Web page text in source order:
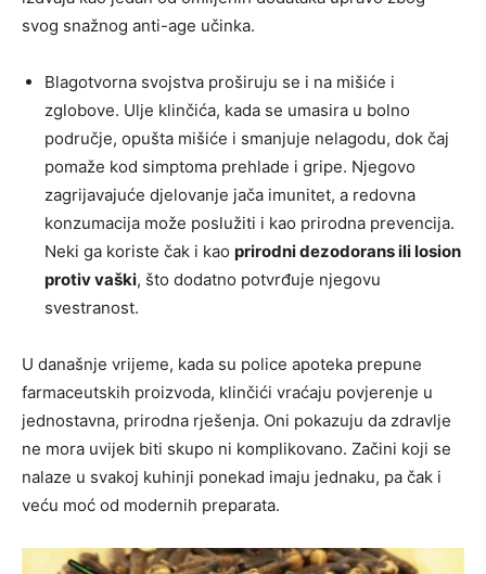
svog snažnog anti-age učinka.
Blagotvorna svojstva proširuju se i na mišiće i
zglobove. Ulje klinčića, kada se umasira u bolno
područje, opušta mišiće i smanjuje nelagodu, dok čaj
pomaže kod simptoma prehlade i gripe. Njegovo
zagrijavajuće djelovanje jača imunitet, a redovna
konzumacija može poslužiti i kao prirodna prevencija.
Neki ga koriste čak i kao prirodni dezodorans ili losion
protiv vaški, što dodatno potvrđuje njegovu
svestranost.
U današnje vrijeme, kada su police apoteka prepune
farmaceutskih proizvoda, klinčići vraćaju povjerenje u
jednostavna, prirodna rješenja. Oni pokazuju da zdravlje
ne mora uvijek biti skupo ni komplikovano. Začini koji se
nalaze u svakoj kuhinji ponekad imaju jednaku, pa čak i
veću moć od modernih preparata.